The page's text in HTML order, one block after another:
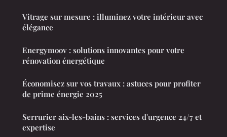
Vitrage sur mesure : illuminez votre intérieur avec
élégance
Energymoov : solutions innovantes pour votre
rénovation énergétique
Économisez sur vos travaux : astuces pour profiter
de prime énergie 2025
Serrurier aix-les-bains : services d'urgence 24/7 et
expertise